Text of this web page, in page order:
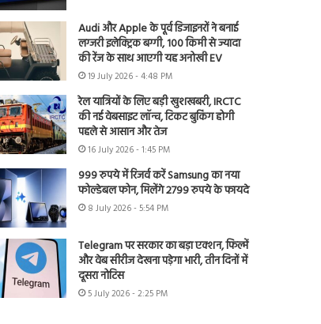
Audi और Apple के पूर्व डिजाइनरों ने बनाई
लग्जरी इलेक्ट्रिक बग्गी, 100 किमी से ज्यादा
की रेंज के साथ आएगी यह अनोखी EV
19 July 2026 - 4:48 PM
रेल यात्रियों के लिए बड़ी खुशखबरी, IRCTC
की नई वेबसाइट लॉन्च, टिकट बुकिंग होगी
पहले से आसान और तेज
16 July 2026 - 1:45 PM
999 रुपये में रिजर्व करें Samsung का नया
फोल्डेबल फोन, मिलेंगे 2799 रुपये के फायदे
8 July 2026 - 5:54 PM
Telegram पर सरकार का बड़ा एक्शन, फिल्में
और वेब सीरीज देखना पड़ेगा भारी, तीन दिनों में
दूसरा नोटिस
5 July 2026 - 2:25 PM